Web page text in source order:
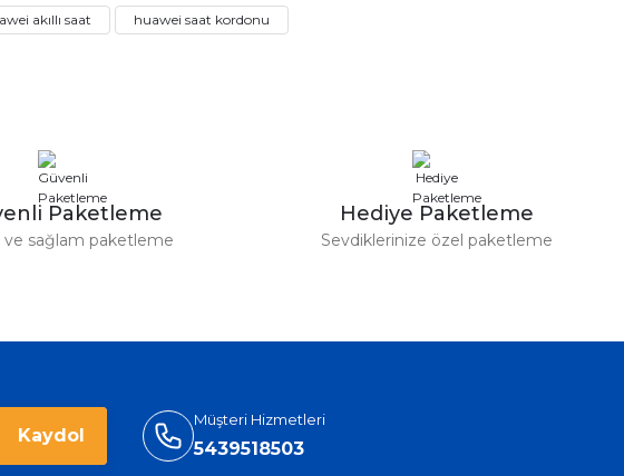
akıllı saat huawei saat kordonu
Paketleme
ve sağlam paketleme
Hediye Paketleme
Sevdiklerinize özel paketleme
Kaydol
Müşteri Hizmetleri
5439518503